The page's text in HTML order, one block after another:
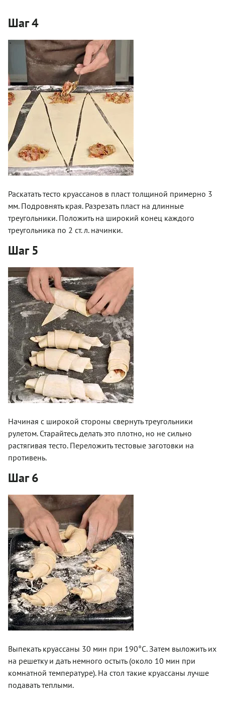
Шаг 4
Раскатать тесто круассанов в пласт толщиной примерно 3
мм. Подровнять края. Разрезать пласт на длинные
треугольники. Положить на широкий конец каждого
треугольника по 2 ст. л. начинки.
Шаг 5
Начиная с широкой стороны свернуть треугольники
рулетом. Старайтесь делать это плотно, но не сильно
растягивая тесто. Переложить тестовые заготовки на
противень.
Шаг 6
Выпекать круассаны 30 мин при 190°C. Затем выложить их
на решетку и дать немного остыть (около 10 мин при
комнатной температуре). На стол такие круассаны лучше
подавать теплыми.